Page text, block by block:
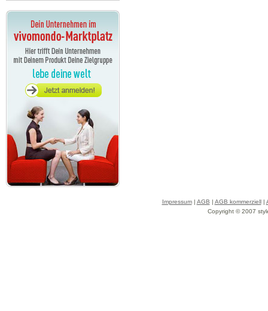
Impressum| AGB | AGB kommerziell|
Copyright © 2007